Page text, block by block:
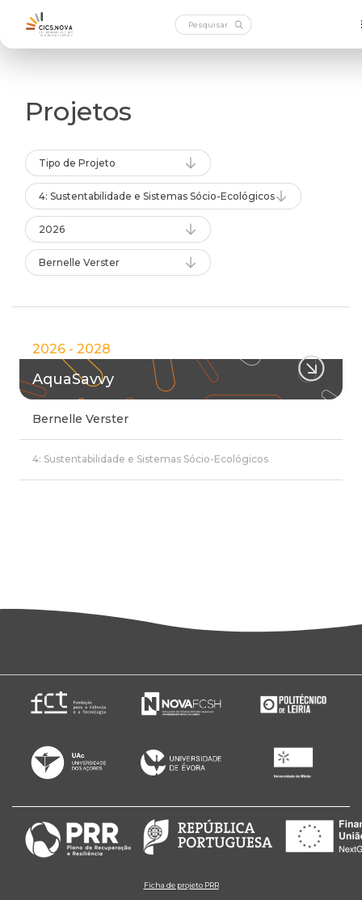
Projetos
Tipo de Projeto
4: Sustentabilidade e Sistemas Sócio-Ecológicos
2026
Bernelle Verster
2026 - 2028
AquaSavvy
Bernelle Verster
4: Sustentabilidade e Sistemas Sócio-Ecológicos
Ficha de projeto PRR